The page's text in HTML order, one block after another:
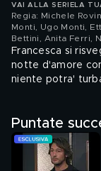
VAI ALLA SERIE LA
Regia: Michele
Monti, Ugo Monti,
Bettini, Anita Ferri,
Francesca si
notte d'amore
niente potra'
Valerio di non
Laura sta
stesso pero'
una Ferri? Lui ha
Puntate